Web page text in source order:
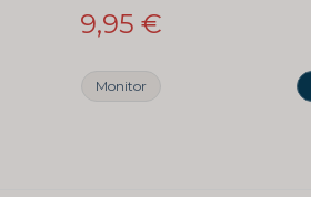
9,95 €
Monitor